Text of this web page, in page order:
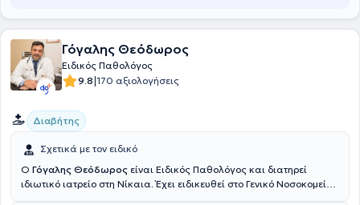
Γόγαλης Θεόδωρος
Ειδικός Παθολόγος
9.8|170 αξιολογήσεις
Διαβήτης
Σχετικά με τον ειδικό
Ο Γόγαλης Θεόδωρος είναι Ειδικός Παθολόγος και διατηρεί
ιδιωτικό ιατρείο στη Νίκαια. Έχει ειδικευθεί στο Γενικό Νοσοκομείο